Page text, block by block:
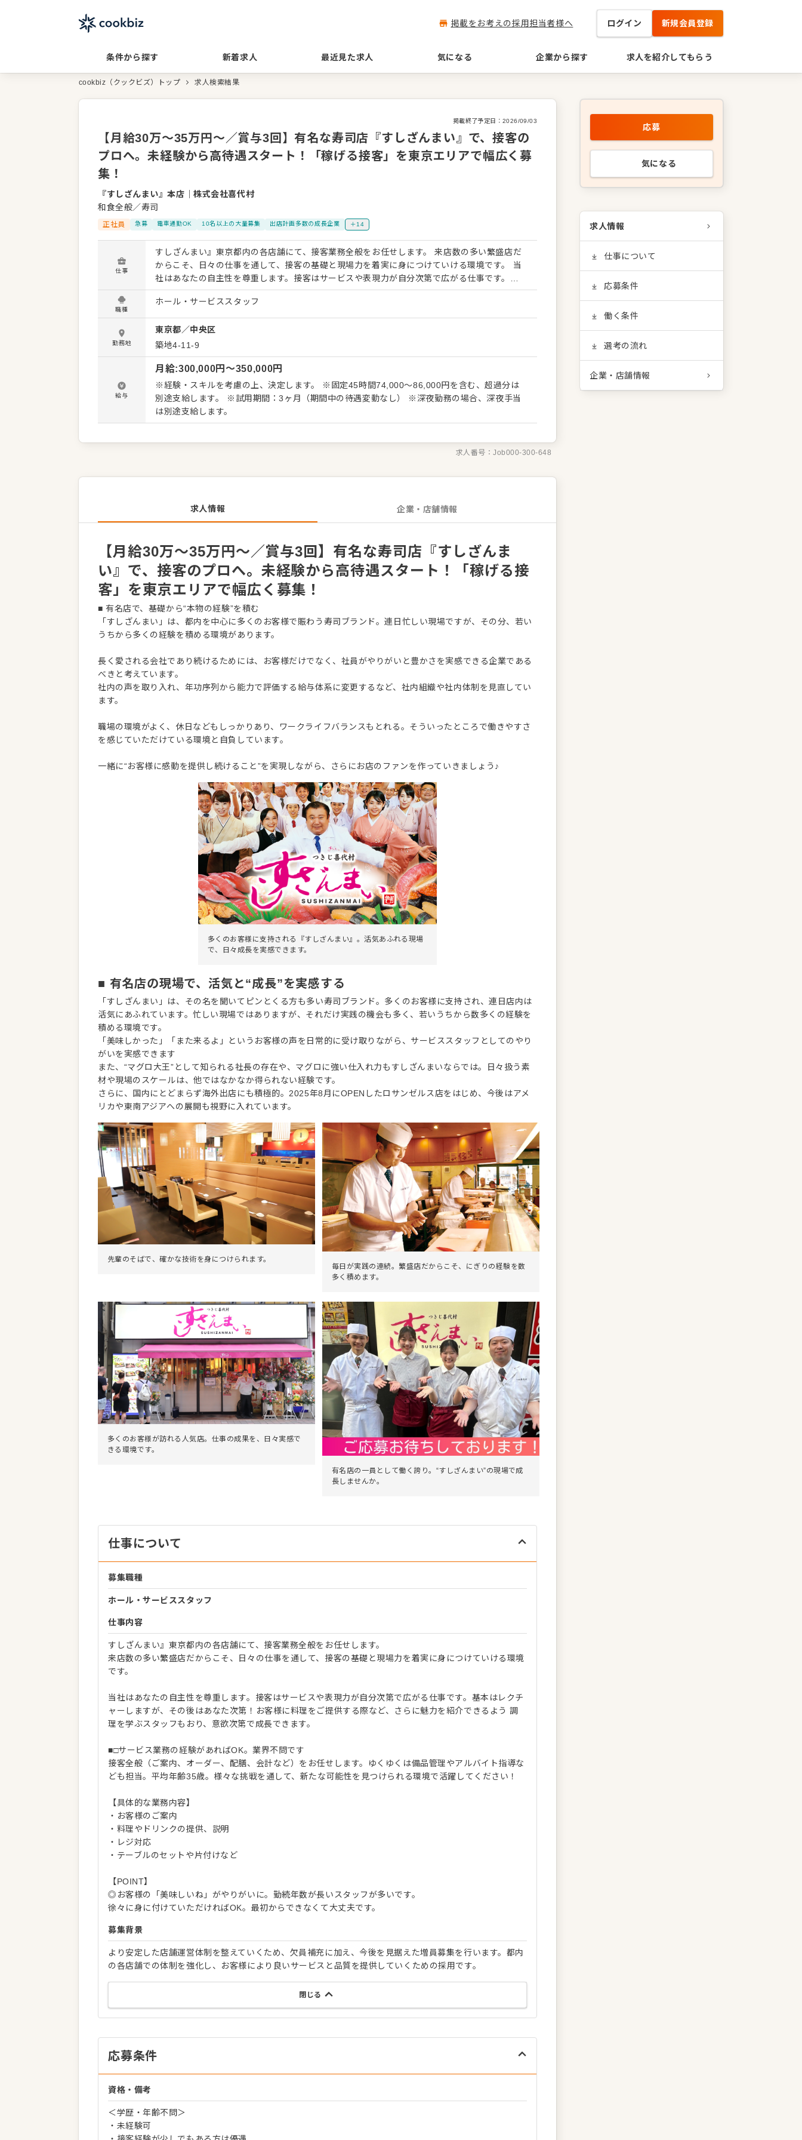
掲載をお考えの採用担当者様へ ログイン 新規会員登録
条件から探す 新着求人 最近見た求人 気になる 企業から探す 求人を紹介してもらう
cookbiz（クックビズ）トップ 求人検索結果
掲載終了予定日： 2026/09/03
【月給30万～35万円〜／賞与3回】有名な寿司店『すしざんまい』で、接客の
プロへ。未経験から高待遇スタート！「稼げる接客」を東京エリアで幅広く募
集！
『すしざんまい』本店 ｜株式会社喜代村
和食全般／寿司
正社員 急募 電車通勤OK 10名以上の大量募集 出店計画多数の成長企業 ＋14
仕事
すしざんまい』東京都内の各店舗にて、接客業務全般をお任せします。 来店数の多い繁盛店だ
からこそ、日々の仕事を通して、接客の基礎と現場力を着実に身につけていける環境です。 当
社はあなたの自主性を尊重します。接客はサービスや表現力が自分次第で広がる仕事です。基
本はレクチャーしますが、その後はあなた次第！お客様に料理をご提供する際など、さらに魅
⼒を紹介できるよう 調理を学ぶスタッフもおり、意欲次第で成長できます。 ■□サービス業務の
経験があればOK。業界不問です 接客全般（ご案内、オーダー、配膳、会計など）をお任せしま
す。ゆくゆくは備品管理やアルバイト指導なども担当。平均年齢35歳。様々な挑戦を通して、
新たな可能性を見つけられる環境で活躍してください！ 【具体的な業務内容】 ・お客様のご案
内 ・料理やドリンクの提供、説明 ・レジ対応 ・テーブルのセットや片付けなど 【POINT】 ◎
お客様の「美味しいね」がやりがいに。勤続年数が長いスタッフが多いです。 徐々に身に付け
ていただければOK。最初からできなくて大丈夫です。
職種
ホール・サービススタッフ
勤務地
東京都／中央区
築地4-11-9
給与
月給:300,000円〜350,000円
※経験・スキルを考慮の上、決定します。 ※固定45時間74,000～86,000円を含む、超過分は
別途支給します。 ※試用期間：3ヶ月（期間中の待遇変動なし） ※深夜勤務の場合、深夜手当
は別途支給します。
求人番号：Job000-300-648
求人情報 企業・店舗情報
【月給30万～35万円〜／賞与3回】有名な寿司店『すしざんま
い』で、接客のプロへ。未経験から高待遇スタート！「稼げる接
客」を東京エリアで幅広く募集！
■ 有名店で、基礎から“本物の経験”を積む
「すしざんまい」は、都内を中心に多くのお客様で賑わう寿司ブランド。連日忙しい現場ですが、その分、若い
うちから多くの経験を積める環境があります。
長く愛される会社であり続けるためには、お客様だけでなく、社員がやりがいと豊かさを実感できる企業である
べきと考えています。
社内の声を取り入れ、年功序列から能力で評価する給与体系に変更するなど、社内組織や社内体制を見直してい
ます。
職場の環境がよく、休日などもしっかりあり、ワークライフバランスもとれる。そういったところで働きやすさ
を感じていただけている環境と自負しています。
一緒に“お客様に感動を提供し続けること”を実現しながら、さらにお店のファンを作っていきましょう♪
多くのお客様に支持される『すしざんまい』。活気あふれる現場
で、日々成長を実感できます。
■ 有名店の現場で、活気と“成長”を実感する
「すしざんまい」は、その名を聞いてピンとくる方も多い寿司ブランド。多くのお客様に支持され、連日店内は
活気にあふれています。忙しい現場ではありますが、それだけ実践の機会も多く、若いうちから数多くの経験を
積める環境です。
「美味しかった」「また来るよ」というお客様の声を日常的に受け取りながら、サービススタッフとしてのやり
がいを実感できます
また、“マグロ大王”として知られる社長の存在や、マグロに強い仕入れ力もすしざんまいならでは。日々扱う素
材や現場のスケールは、他ではなかなか得られない経験です。
さらに、国内にとどまらず海外出店にも積極的。2025年8月にOPENしたロサンゼルス店をはじめ、今後はアメ
リカや東南アジアへの展開も視野に入れています。
先輩のそばで、確かな技術を身につけられます。
毎日が実践の連続。繁盛店だからこそ、にぎりの経験を数
多く積めます。
多くのお客様が訪れる人気店。仕事の成果を、日々実感で
きる環境です。
有名店の一員として働く誇り。“すしざんまい”の現場で成
長しませんか。
仕事について
募集職種
ホール・サービススタッフ
仕事内容
すしざんまい』東京都内の各店舗にて、接客業務全般をお任せします。
来店数の多い繁盛店だからこそ、日々の仕事を通して、接客の基礎と現場力を着実に身につけていける環境
です。
当社はあなたの自主性を尊重します。接客はサービスや表現力が自分次第で広がる仕事です。基本はレクチ
ャーしますが、その後はあなた次第！お客様に料理をご提供する際など、さらに魅⼒を紹介できるよう 調
理を学ぶスタッフもおり、意欲次第で成長できます。
■□サービス業務の経験があればOK。業界不問です
接客全般（ご案内、オーダー、配膳、会計など）をお任せします。ゆくゆくは備品管理やアルバイト指導な
ども担当。平均年齢35歳。様々な挑戦を通して、新たな可能性を見つけられる環境で活躍してください！
【具体的な業務内容】
・お客様のご案内
・料理やドリンクの提供、説明
・レジ対応
・テーブルのセットや片付けなど
【POINT】
◎お客様の「美味しいね」がやりがいに。勤続年数が長いスタッフが多いです。
徐々に身に付けていただければOK。最初からできなくて大丈夫です。
募集背景
より安定した店舗運営体制を整えていくため、欠員補充に加え、今後を見据えた増員募集を行います。都内
の各店舗での体制を強化し、お客様により良いサービスと品質を提供していくための採用です。
閉じる
応募条件
資格・備考
＜学歴・年齢不問＞
・未経験可
応募
気になる
求人情報
仕事について
応募条件
働く条件
選考の流れ
企業・店舗情報